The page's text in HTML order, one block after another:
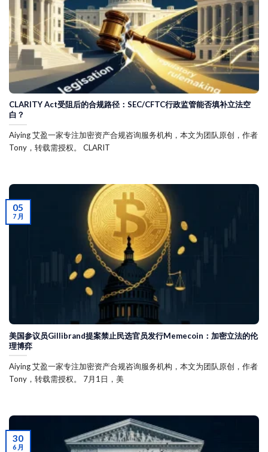
CLARITY Act受阻后的合规路径：SEC/CFTC行政监管能否填补立法空
白？
Aiying 艾盈一家专注加密资产合规咨询服务机构，本文为团队原创，作者
Tony，转载需授权。 CLARIT
美国参议员Gillibrand提案禁止民选官员发行Memecoin：加密立法的伦
理博弈
Aiying 艾盈一家专注加密资产合规咨询服务机构，本文为团队原创，作者
Tony，转载需授权。 7月1日，美
05
7 月
30
6 月